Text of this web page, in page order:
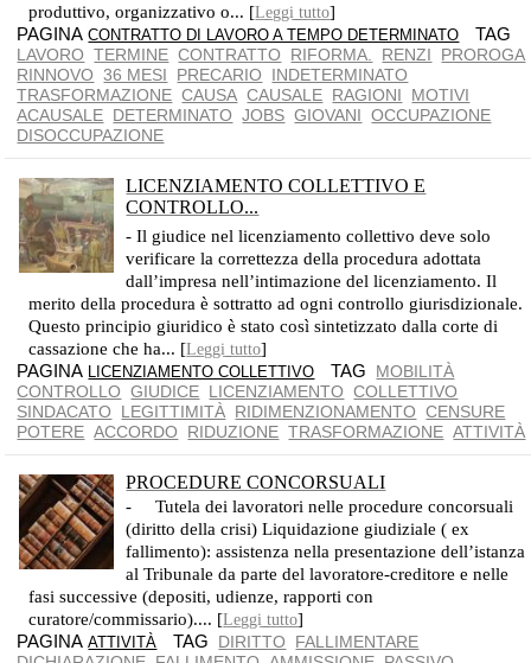
produttivo, organizzativo o... [Leggi tutto]
PAGINACONTRATTO DI LAVORO A TEMPO DETERMINATO TAG
LAVORO TERMINE CONTRATTO RIFORMA. RENZI
PROROGA
RINNOVO 36 MESI PRECARIO
INDETERMINATO
TRASFORMAZIONE CAUSA CAUSALE RAGIONI
MOTIVI
ACAUSALE DETERMINATO JOBS GIOVANI OCCUPAZIONE
DISOCCUPAZIONE
LICENZIAMENTO COLLETTIVO E
CONTROLLO...
- Il giudice nel licenziamento collettivo deve solo
verificare la correttezza della procedura adottata
dall’impresa nell’intimazione del licenziamento. Il
merito della procedura è sottratto ad ogni controllo giurisdizionale.
Questo principio giuridico è stato così sintetizzato dalla corte di
cassazione che ha... [Leggi tutto]
PAGINA LICENZIAMENTO COLLETTIVO TAG MOBILITÀ
CONTROLLO GIUDICE LICENZIAMENTO COLLETTIVO
SINDACATO
LEGITTIMITÀ RIDIMENZIONAMENTO CENSURE
POTERE ACCORDO RIDUZIONE TRASFORMAZIONE ATTIVITÀ
PROCEDURE CONCORSUALI
- Tutela dei lavoratori nelle procedure concorsuali
(diritto della crisi) Liquidazione giudiziale ( ex
fallimento): assistenza nella presentazione dell’istanza
al Tribunale da parte del lavoratore-creditore e nelle
fasi successive (depositi, udienze, rapporti con
curatore/commissario).... [Leggi tutto]
PAGINAATTIVITÀ TAG DIRITTO
FALLIMENTARE